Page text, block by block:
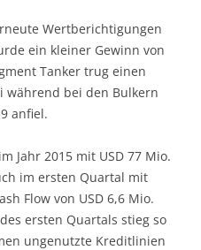
Wertberichtigungen
ein kleiner Gewinn von
Tanker trug einen
während bei den Bulkern
anfiel.
Jahr 2015 mit USD 77 Mio.
im ersten Quartal mit
Flow von USD 6,6 Mio.
ersten Quartals stieg so
ungenutzte Kreditlinien